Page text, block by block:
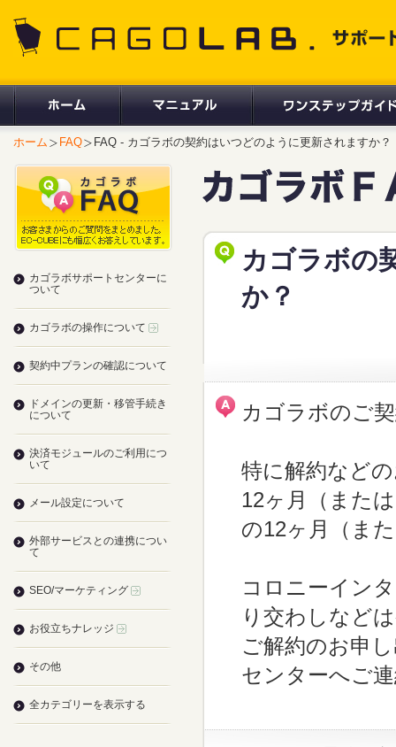
ホーム FAQ FAQ - カゴラボの契約はいつどのように更新されますか？
カゴラボの
か？
カゴラボのご
特に解約など
12ヶ月（また
の12ヶ月（ま
コロニーイン
り交わしなど
ご解約のお申
センターへご
カゴラボサポートセンターに
ついて
カゴラボの操作について
契約中プランの確認について
ドメインの更新・移管手続き
について
決済モジュールのご利用につ
いて
メール設定について
外部サービスとの連携につい
て
SEO/マーケティング
お役立ちナレッジ
その他
全カテゴリーを表示する